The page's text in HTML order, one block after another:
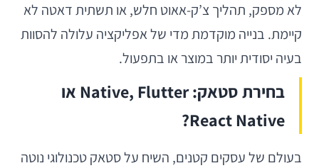
לא מספק, תהליך צ’ק-אאוט חלש, או תשתית דאטה לא
קיימת. בנייה מוקדמת מדי של אפליקציה עלולה להסוות
בעיה יסודית יותר במוצר או בתפעול.
בחירת סטאק: Native, Flutter או
React Native?
בעולם של עסקים קטנים, השיח על סטאק טכנולוגי נוטה